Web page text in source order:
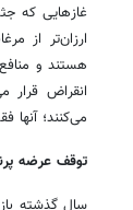
غازهایی که
ارزان‌تر از
هستند و
انقراض قرار
می‌کنند؛
توقف عرضه
سال گذشته